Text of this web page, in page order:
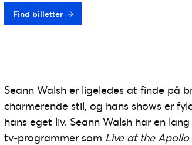
Find billetter
Seann Walsh er ligeledes at finde på
charmerende stil, og hans shows er
hans eget liv. Seann Walsh har en
tv-programmer som Live at the Apollo